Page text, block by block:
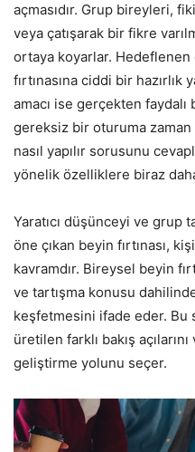
açmasıdır. Grup bireyleri,
veya çatışarak bir fikre
ortaya koyarlar.
fırtınasına ciddi bir hazırlık
amacı ise gerçekten
gereksiz bir oturuma zaman
nasıl yapılır sorusunu
yönelik özelliklere biraz
Yaratıcı düşünceyi ve grup
öne çıkan beyin fırtınası,
kavramdır. Bireysel beyin
ve tartışma konusu
keşfetmesini ifade eder.
üretilen farklı bakış
geliştirme yolunu seçer.